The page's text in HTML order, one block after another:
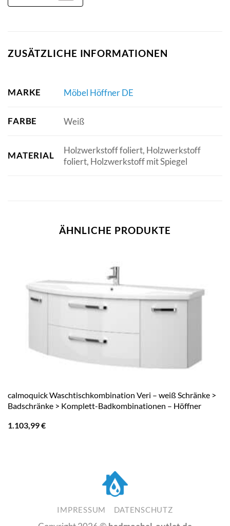
ZUSÄTZLICHE INFORMATIONEN
MARKE Möbel Höffner DE
FARBE Weiß
MATERIAL
Holzwerkstoff foliert, Holzwerkstoff
foliert, Holzwerkstoff mit Spiegel
ÄHNLICHE PRODUKTE
calmoquick Waschtischkombination Veri – weiß Schränke >
Badschränke > Komplett-Badkombinationen – Höffner
1.103,99€
IMPRESSUM DATENSCHUTZ